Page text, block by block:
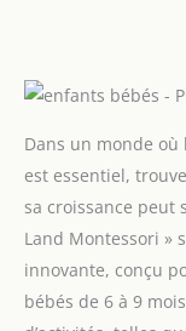
Dans un monde où
est essentiel,
sa croissance peut
Land Montessori »
innovante, conçu
bébés de 6 à 9